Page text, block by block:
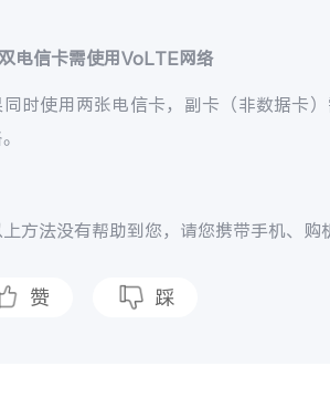
电信卡需使用VoLTE网络
同时使用两张电信卡，副卡（非数据卡
上方法没有帮助到您，请您携带手机、购
赞 踩